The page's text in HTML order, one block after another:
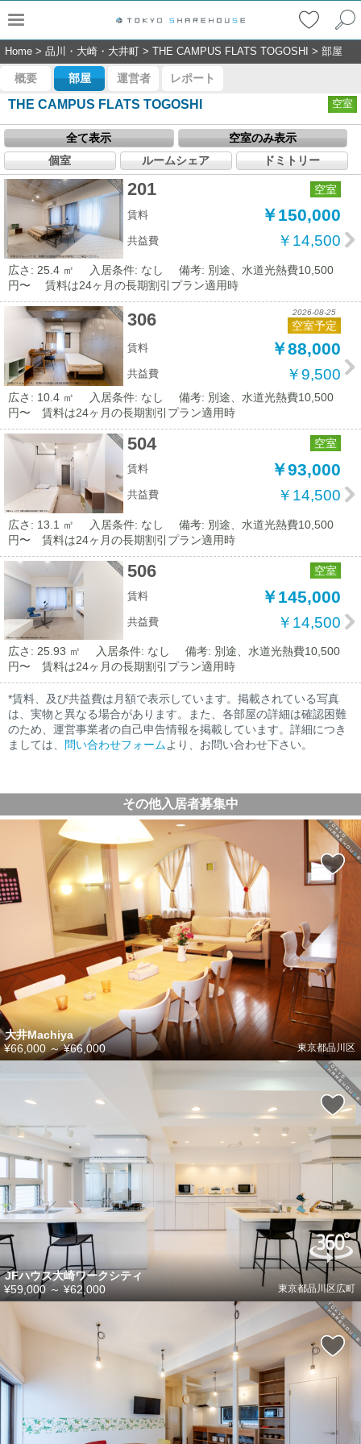
Home > 品川・大崎・大井町 > THE CAMPUS FLATS TOGOSHI > 部屋
概要 部屋 運営者 レポート
THE CAMPUS FLATS TOGOSHI 空室
全て表示
空室のみ表示
個室
ルームシェア ドミトリー
201 空室
賃料 ￥150,000
共益費 ￥14,500
広さ: 25.4 ㎡ 入居条件: なし
備考: 別途、水道光熱費10,500
円〜 賃料は24ヶ月の長期割引プラン適用時
306 2026-08-25
空室予定
賃料 ￥88,000
共益費 ￥9,500
広さ: 10.4 ㎡ 入居条件: なし
備考: 別途、水道光熱費10,500
円〜 賃料は24ヶ月の長期割引プラン適用時
504 空室
賃料 ￥93,000
共益費 ￥14,500
広さ: 13.1 ㎡ 入居条件: なし
備考: 別途、水道光熱費10,500
円〜 賃料は24ヶ月の長期割引プラン適用時
506 空室
賃料 ￥145,000
共益費 ￥14,500
広さ: 25.93 ㎡ 入居条件: なし
備考: 別途、水道光熱費10,500
円〜 賃料は24ヶ月の長期割引プラン適用時
*賃料、及び共益費は月額で表示しています。掲載されている写真
は、実物と異なる場合があります。また、各部屋の詳細は確認困難
のため、運営事業者の自己申告情報を掲載しています。詳細につき
ましては、
問い合わせフォームより、お問い合わせ下さい。
その他入居者募集中
大井Machiya
東京都品川区
¥66,000～¥66,000
JFハウス大崎ワークシティ
東京都品川区広町
¥59,000 ～ ¥62,000